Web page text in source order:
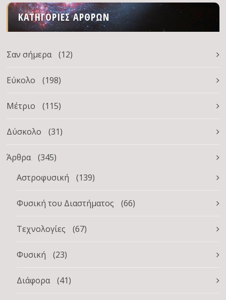
ΚΑΤΗΓΟΡΊΕΣ ΆΡΘΡΩΝ
Σαν σήμερα (12)
Εύκολο (198)
Μέτριο (115)
Δύσκολο (31)
Άρθρα
(345)
Αστροφυσική
(139)
Φυσική του Διαστήματος (66)
Τεχνολογίες (67)
Φυσική (23)
Διάφορα (41)